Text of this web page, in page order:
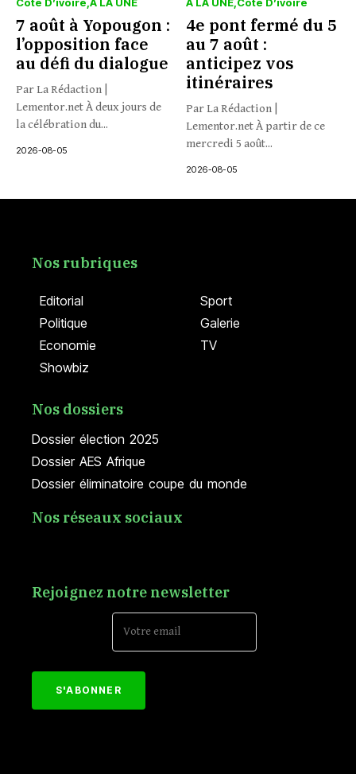
7 août à Yopougon :
l’opposition face
au défi du dialogue
Par La Rédaction |
Lementor.net À deux jours de
la célébration du...
2026-08-05
4e pont fermé du 5
au 7 août :
anticipez vos
itinéraires
Par La Rédaction |
Lementor.net À partir de ce
mercredi 5 août...
2026-08-05
Editorial
Politique
Economie
Showbiz
Sport
Galerie
TV
Nos rubriques
Dossier élection 2025
Dossier AES Afrique
Dossier éliminatoire coupe du monde
Nos dossiers
Nos réseaux sociaux
Rejoignez notre newsletter